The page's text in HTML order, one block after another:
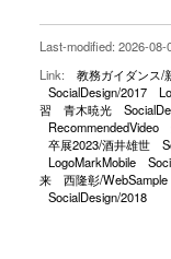
Last-modified: 2026-
Link:
教務ガイダンス/
SocialDesign/2017
習
青木暁光
RecommendedVideo
卒展2023/酒井雄世
LogoMarkMobile
来
西隆彰/WebSample
SocialDesign/2018